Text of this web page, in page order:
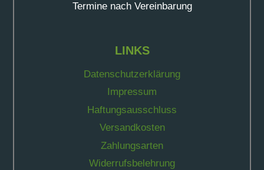
Termine nach Vereinbarung
LINKS
Datenschutzerklärung
Impressum
Haftungsausschluss
Versandkosten
Zahlungsarten
Widerrufsbelehrung